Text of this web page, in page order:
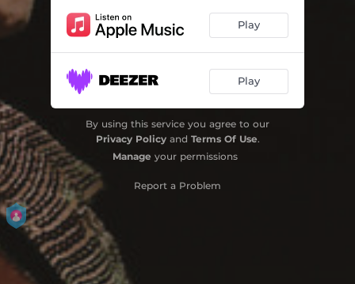
Você Vai Ver (Ao Vivo) 03:44
Emoções (Ao Vivo) 05:44
Eu e a Brisa (Ao Vivo) 05:44
A Ilha (Ao Vivo)
Meu Bem, Meu Mal (Ao Vivo)
Deixar Você (Ao Vivo)
Maçã (Ao Vivo)
Play
Play
By using this service you agree to our
Privacy Policyand Terms Of Use.
Manage your permissions
Report a Problem